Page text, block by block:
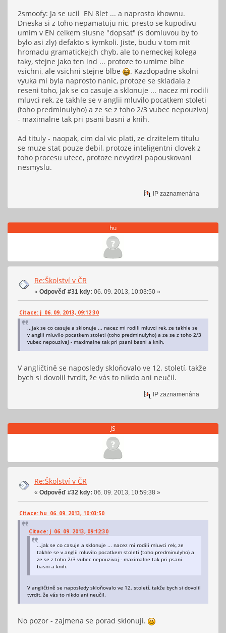
2smoofy: Ja se ucil EN 8let ... a naprosto khownu.
Dneska si z toho nepamatuju nic, presto se kupodivu
umim v EN celkem slusne "dopsat" (s domluvou by to
bylo asi zly) defakto s kymkoli. Jiste, budu v tom mit
hromadu gramatickejch chyb, ale to nemeckej kolega
taky, stejne jako ten ind ... protoze to umime blbe
vsichni, ale vsichni stejne blbe
. Kazdopadne skolni
vyuka mi byla naprosto nanic, protoze se skladala z
reseni toho, jak se co casuje a sklonuje ... nacez mi rodili
mluvci rek, ze takhle se v anglii mluvilo pocatkem stoleti
(toho predminulyho) a ze se z toho 2/3 vubec nepouzivaj
- maximalne tak pri psani basni a knih.
Ad tituly - naopak, cim dal vic plati, ze drzitelem titulu
se muze stat pouze debil, protoze inteligentni clovek z
toho procesu utece, protoze nevydrzi papouskovani
nesmyslu.
IP zaznamenána
hu
Re:Školství v ČR
« Odpověď #31 kdy: 06. 09. 2013, 10:03:50 »
Citace: j 06. 09. 2013, 09:12:30
...jak se co casuje a sklonuje ... nacez mi rodili mluvci rek, ze takhle se
v anglii mluvilo pocatkem stoleti (toho predminulyho) a ze se z toho 2/3
vubec nepouzivaj - maximalne tak pri psani basni a knih.
V angličtině se naposledy skloňovalo ve 12. století, takže
bych si dovolil tvrdit, že vás to nikdo ani neučil.
IP zaznamenána
JS
Re:Školství v ČR
« Odpověď #32 kdy: 06. 09. 2013, 10:59:38 »
Citace: hu 06. 09. 2013, 10:03:50
Citace: j 06. 09. 2013, 09:12:30
...jak se co casuje a sklonuje ... nacez mi rodili mluvci rek, ze
takhle se v anglii mluvilo pocatkem stoleti (toho predminulyho) a
ze se z toho 2/3 vubec nepouzivaj - maximalne tak pri psani
basni a knih.
V angličtině se naposledy skloňovalo ve 12. století, takže bych si dovolil
tvrdit, že vás to nikdo ani neučil.
No pozor - zajmena se porad sklonuji.